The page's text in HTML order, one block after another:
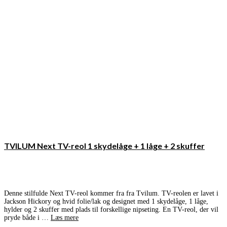
TVILUM Next TV-reol 1 skydelåge + 1 låge + 2 skuffer
Denne stilfulde Next TV-reol kommer fra fra Tvilum. TV-reolen er lavet i
Jackson Hickory og hvid folie/lak og designet med 1 skydelåge, 1 låge,
hylder og 2 skuffer med plads til forskellige nipseting. En TV-reol, der vil
pryde både i … Læs mere